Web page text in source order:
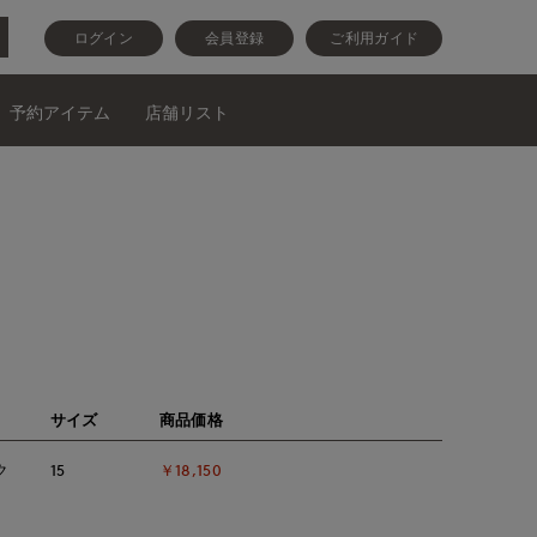
ログイン 会員登録 ご利用ガイド
予約アイテム 店舗リスト
サイズ 商品価格
15 ￥18,150